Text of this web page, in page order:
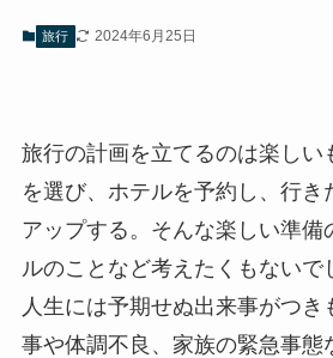
旅行 2024年6月25日
旅行の計画を立てるのは楽しい
を選び、ホテルを予約し、行き
アップする。そんな楽しい準備
ルのことなど考えたくもないで
人生には予期せぬ出来事がつき
事や体調不良、家族の緊急事態